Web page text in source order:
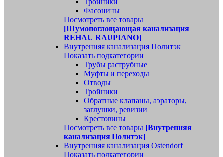
Тройники
Фасонины
Посмотреть все товары
[Шумопоглощающая канализация
REHAU RAUPIANO]
Внутренняя канализация Политэк
Показать подкатегории
Трубы раструбные
Муфты и переходы
Отводы
Тройники
Обратные клапаны, аэраторы,
заглушки, ревизии
Крестовины
Посмотреть все товары [Внутренняя
канализация Политэк]
Внутренняя канализация Ostendorf
Показать подкатегории